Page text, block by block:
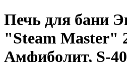
Печь для бани
"Steam
Амфиболит, S-40